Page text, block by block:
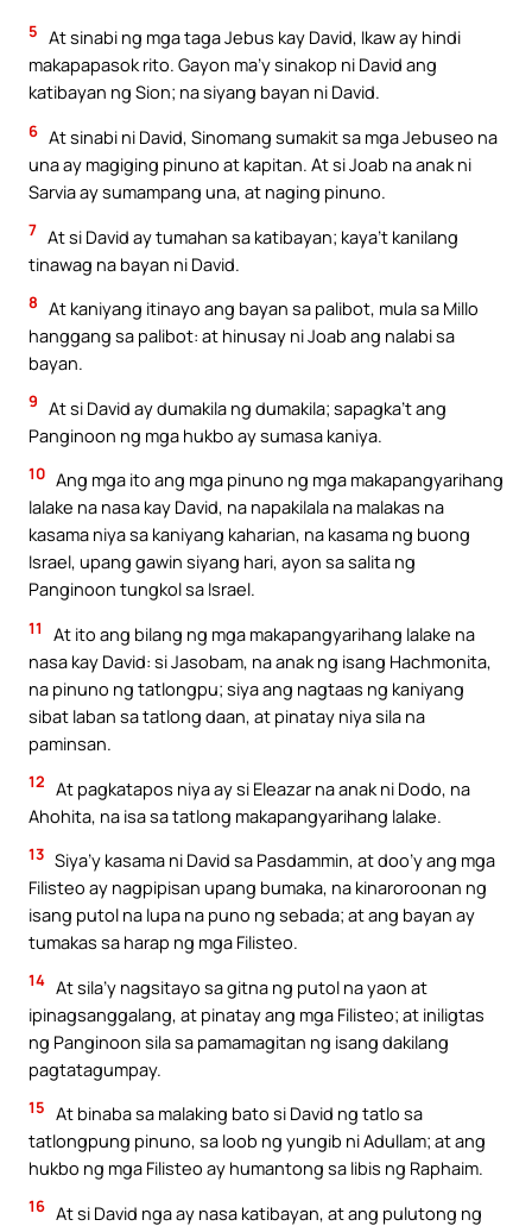
5 At sinabi ng mga taga Jebus kay David, Ikaw ay hindi
makapapasok rito. Gayon ma’y sinakop ni David ang
katibayan ng Sion; na siyang bayan ni David.
6 At sinabi ni David, Sinomang sumakit sa mga Jebuseo na
una ay magiging pinuno at kapitan. At si Joab na anak ni
Sarvia ay sumampang una, at naging pinuno.
7 At si David ay tumahan sa katibayan; kaya’t kanilang
tinawag na bayan ni David.
8 At kaniyang itinayo ang bayan sa palibot, mula sa Millo
hanggang sa palibot: at hinusay ni Joab ang nalabi sa
bayan.
9 At si David ay dumakila ng dumakila; sapagka’t ang
Panginoon ng mga hukbo ay sumasa kaniya.
10 Ang mga ito ang mga pinuno ng mga makapangyarihang
lalake na nasa kay David, na napakilala na malakas na
kasama niya sa kaniyang kaharian, na kasama ng buong
Israel, upang gawin siyang hari, ayon sa salita ng
Panginoon tungkol sa Israel.
11
At ito ang bilang ng mga makapangyarihang lalake na
nasa kay David: si Jasobam, na anak ng isang Hachmonita,
na pinuno ng tatlongpu; siya ang nagtaas ng kaniyang
sibat laban sa tatlong daan, at pinatay niya sila na
paminsan.
12 At pagkatapos niya ay si Eleazar na anak ni Dodo, na
Ahohita, na isa sa tatlong makapangyarihang lalake.
13 Siya’y kasama ni David sa Pasdammin, at doo’y ang mga
Filisteo ay nagpipisan upang bumaka, na kinaroroonan ng
isang putol na lupa na puno ng sebada; at ang bayan ay
tumakas sa harap ng mga Filisteo.
14 At sila’y nagsitayo sa gitna ng putol na yaon at
ipinagsanggalang, at pinatay ang mga Filisteo; at iniligtas
ng Panginoon sila sa pamamagitan ng isang dakilang
pagtatagumpay.
15 At binaba sa malaking bato si David ng tatlo sa
tatlongpung pinuno, sa loob ng yungib ni Adullam; at ang
hukbo ng mga Filisteo ay humantong sa libis ng Raphaim.
16 At si David nga ay nasa katibayan, at ang pulutong ng